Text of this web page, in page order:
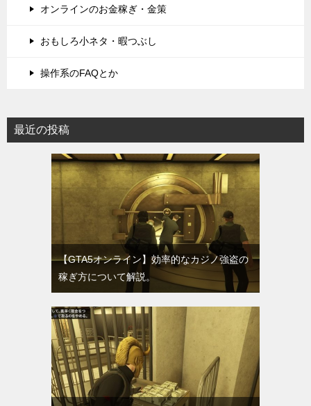
オンラインのお金稼ぎ・金策
おもしろ小ネタ・暇つぶし
操作系のFAQとか
最近の投稿
【GTA5オンライン】効率的なカジノ強盗の
稼ぎ方について解説。